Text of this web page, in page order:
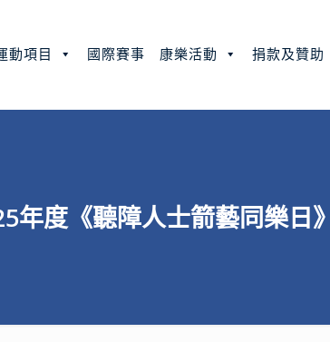
動項目 國際賽事 康樂活動 捐款及贊助
年度《聽障人士箭藝同樂日》